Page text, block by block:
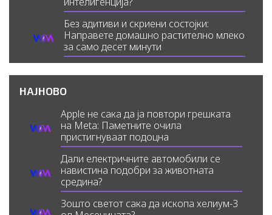
Без адитиви и скриени состојки:
Направете домашно растително млеко
за само десет минути
НАЈНОВО
Apple не сака да ја повтори грешката
на Meta: Паметните очила
пристигнуваат подоцна
Дали електричните автомобили се
навистина подобри за животната
средина?
Зошто светот сака да ископа хелиум-3